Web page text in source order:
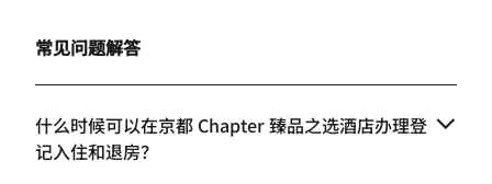
常见问题解答
什么时候可以在京都 Chapter 臻品之选酒店办理登
记入住和退房？